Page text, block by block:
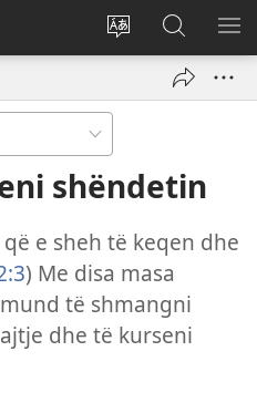
Ndrysho
Hyr
me
dritare
re)
Kërko
në
JW.ORG
shëndetin
e sheh të keqen dhe
) Me disa masa
të shmangni
dhe të kurseni